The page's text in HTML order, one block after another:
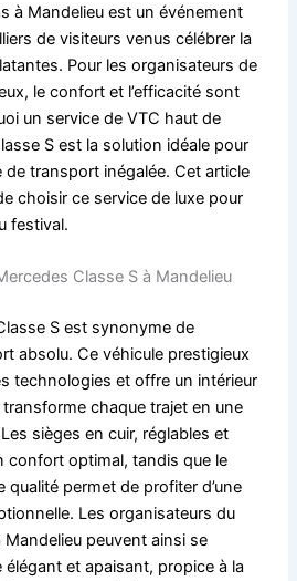
à Mandelieu est un événement
de visiteurs venus célébrer la
Pour les organisateurs de
le confort et l’efficacité sont
un service de VTC haut de
S est la solution idéale pour
de transport inégalée. Cet article
choisir ce service de luxe pour
festival.
Classe S à Mandelieu
S est synonyme de
absolu. Ce véhicule prestigieux
technologies et offre un intérieur
chaque trajet en une
sièges en cuir, réglables et
confort optimal, tandis que le
qualité permet de profiter d’une
Les organisateurs du
peuvent ainsi se
et apaisant, propice à la